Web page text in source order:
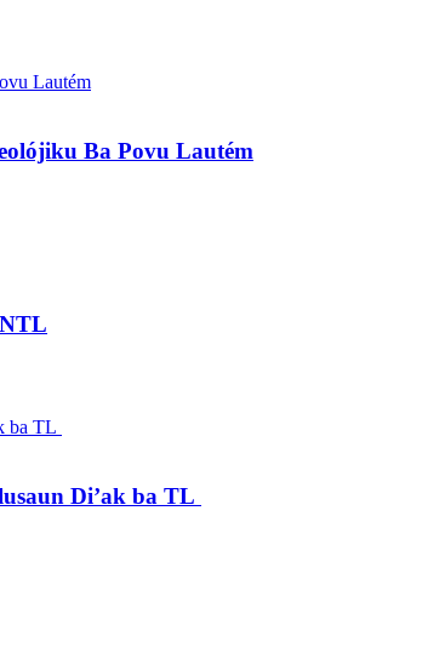
Ba Povu Lautém
Di’ak ba TL